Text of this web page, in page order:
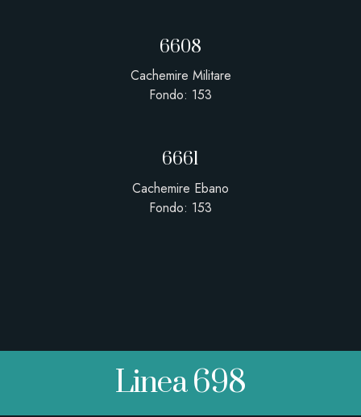
6608
Cachemire Militare
Fondo: 153
6661
Cachemire Ebano
Fondo: 153
Linea 698